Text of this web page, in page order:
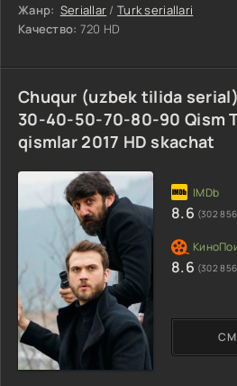
Жанр: Seriallar /Turk seriallari
Качество: 720 HD
Chuqur (uzbek tilida
30-40-50-70-80-90 Qism
qismlar 2017 HD skachat
8.6 (302
8.6 (302